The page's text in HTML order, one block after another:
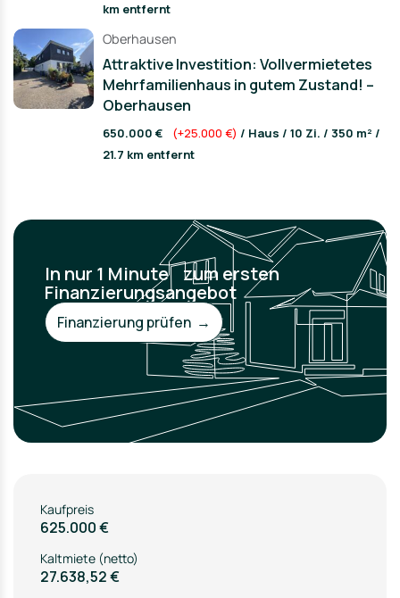
km entfernt
Oberhausen
Attraktive Investition: Vollvermietetes
Mehrfamilienhaus in gutem Zustand! –
Oberhausen
650.000 € (+25.000 €) / Haus / 10 Zi. / 350 m² /
21.7 km entfernt
In nur 1 Minute zum ersten
Finanzierungsangebot
Finanzierung prüfen →
Kaufpreis
625.000 €
Kaltmiete (netto)
27.638,52 €